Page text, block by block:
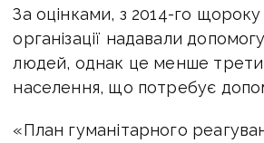
За оцінками, з 2014-го
організації надавали
людей, однак це менше
населення, що потребує
«План гуманітарного